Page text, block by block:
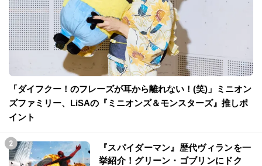
「ダイフクー！のフレーズが耳から離れない！(笑)」ミニオン
ズファミリー、LiSAの『ミニオンズ＆モンスターズ』推しポ
イント
『スパイダーマン』歴代ヴィランを一
挙紹介！グリーン・ゴブリンにドク